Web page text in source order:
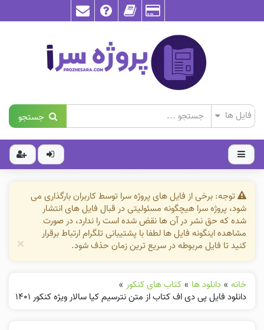
جستجو
توجه: برخی از فایل های پروژه سرا توسط کاربران بارگذاری می
شود، پروژه سرا هیچگونه مسئولیتی در قبال فایل های انتشار
شده که حق نشر در آن ها نقض شده است را ندارد، در صورت
مشاهده اینگونه فایل ها لطفا با پشتیبانی تلگرام ارتباط برقرار
کنید تا فایل مربوطه در سریع ترین زمان حذف شود.
×
خانه » دانلود ها » کتاب های کنکور »
دانلود فایل پی دی اف کتاب از متن نترسیم کیا سالار ویژه کنکور ۱۴۰۱